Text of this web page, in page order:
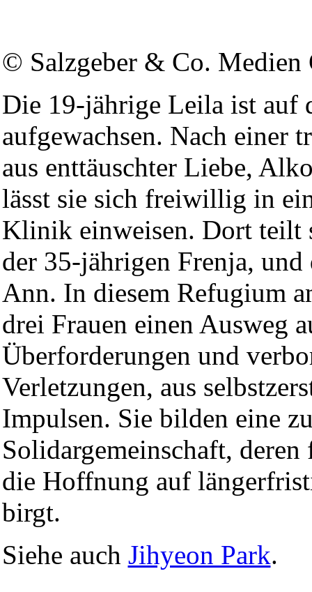
© Salzgeber & Co. Medien
Die 19-jährige Leila ist auf
aufgewachsen. Nach einer
aus enttäuschter Liebe,
lässt sie sich freiwillig in
Klinik einweisen. Dort teilt
der 35-jährigen Frenja,
Ann. In diesem Refugium
drei Frauen einen Ausweg
Überforderungen und
Verletzungen, aus
Impulsen. Sie bilden eine
Solidargemeinschaft,
die Hoffnung auf
birgt.
Siehe auch Jihyeon Park.